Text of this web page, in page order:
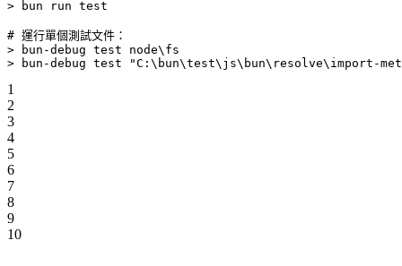
> bun run test
# 運行單個測試文件：
> bun -debug test node\fs
> bun -debug test "C:\bun\test\js\bun\resolve\import-
1
2
3
4
5
6
7
8
9
10